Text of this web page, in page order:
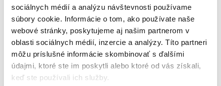
sociálnych médií a analýzu návštevnosti používame
súbory cookie. Informácie o tom, ako používate naše
webové stránky, poskytujeme aj našim partnerom v
oblasti sociálnych médií, inzercie a analýzy. Títo partneri
môžu príslušné informácie skombinovať s ďalšími
údajmi, ktoré ste im poskytli alebo ktoré od vás získali,
keď ste používali ich služby.